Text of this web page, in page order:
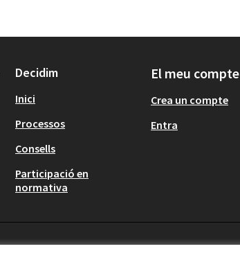
Decidim
Inici
Processos
Consells
Participació en
normativa
El meu compte
Crea un compte
Entra